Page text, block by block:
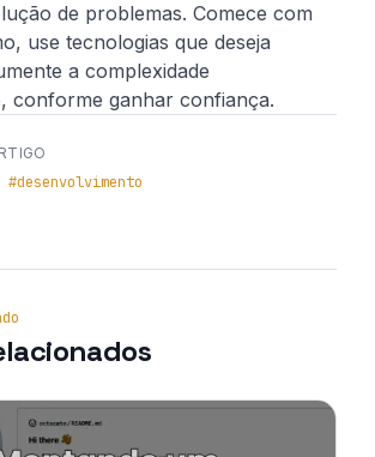
de problemas. Comece com
use tecnologias que deseja
a complexidade
conforme ganhar confiança.
#desenvolvimento